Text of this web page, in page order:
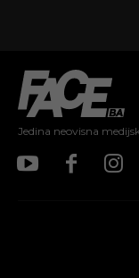
Jedina neovisna